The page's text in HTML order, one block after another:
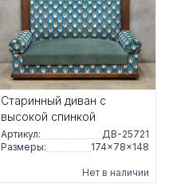
Старинный диван с
высокой спинкой
Артикул:
ДВ-25721
Размеры:
174×78×148
Нет в наличии